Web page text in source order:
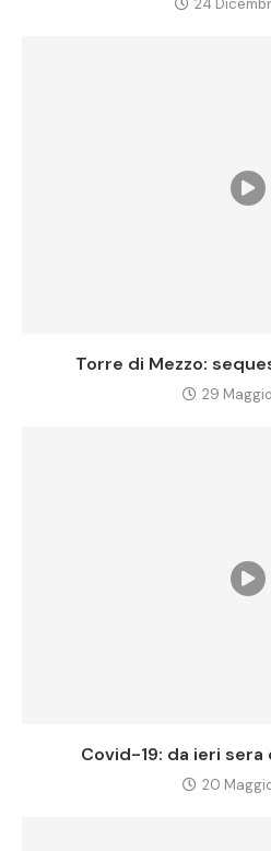
24
Torre di Mezzo:
29
Covid-19: da ieri
20